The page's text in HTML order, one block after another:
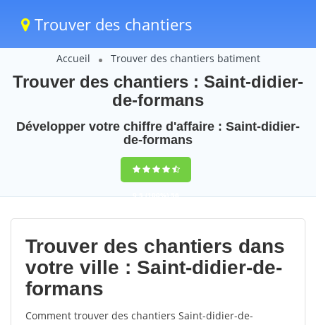
Trouver des chantiers
Accueil Trouver des chantiers batiment
Trouver des chantiers : Saint-didier-
de-formans
Développer votre chiffre d'affaire : Saint-didier-
de-formans
9,5(100%)56
votes
Trouver des chantiers dans
votre ville : Saint-didier-de-
formans
Comment trouver des chantiers Saint-didier-de-